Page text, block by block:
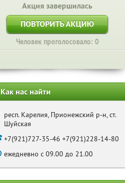
Акция завершилась
ПОВТОРИТЬ АКЦИЮ
Человек проголосовало: 0
Как нас найти
респ. Карелия, Прионежский р-н, ст.
Шуйская
+7(921)727-35-46 +7(921)228-14-80
ежедневно с 09.00 до 21.00